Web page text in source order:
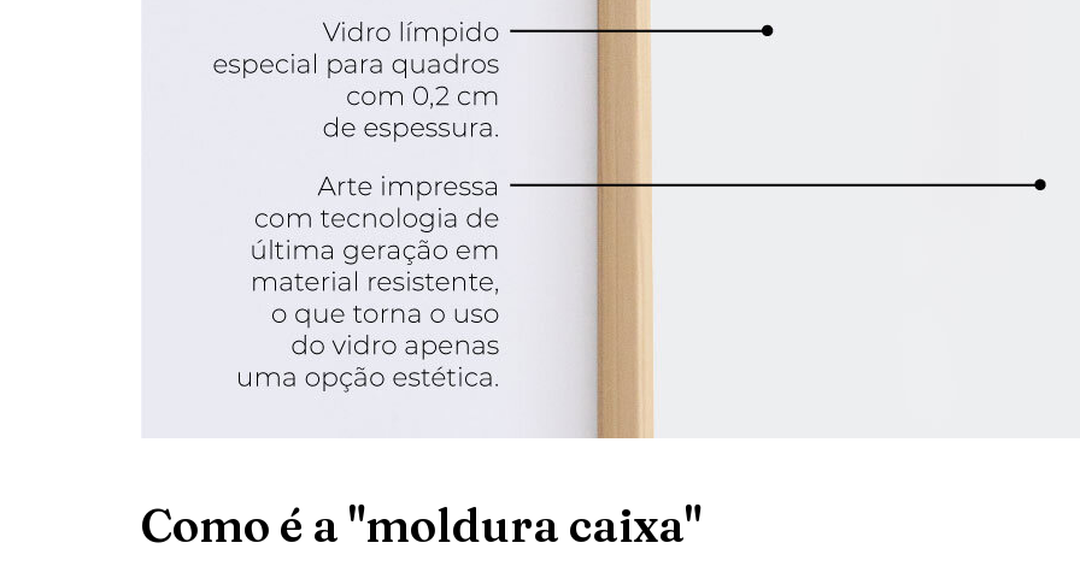
Como é a "moldura caixa"